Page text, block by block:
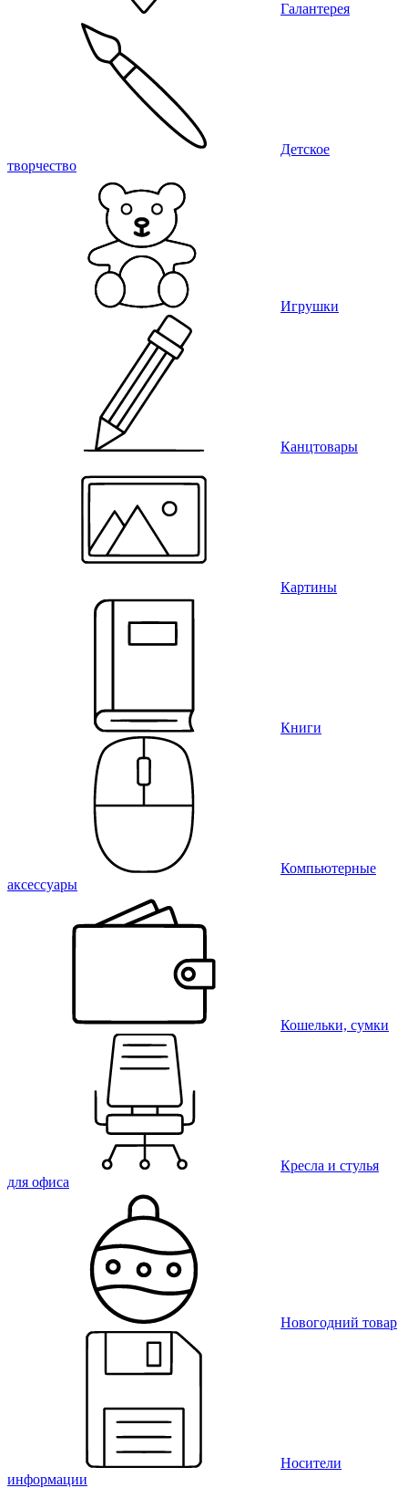
Галантерея
Детское
творчество
Игрушки
Канцтовары
Картины
Книги
Компьютерные
аксессуары
Кошельки, сумки
Кресла и стулья
для офиса
Новогодний товар
Носители
информации